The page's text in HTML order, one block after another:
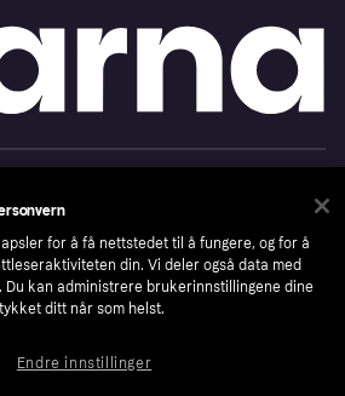
CookiesKlarna.com
for å få nettstedet til å fungere, og for å
din. Vi deler også data med
kan administrere brukerinnstillingene dine
ditt når som helst.
Endre innstillinger